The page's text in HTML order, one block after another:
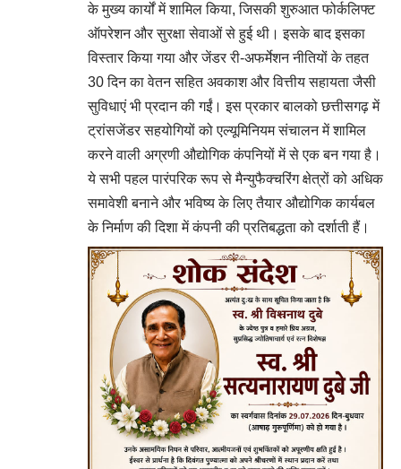
के मुख्य कार्यों में शामिल किया, जिसकी शुरुआत फोर्कलिफ्ट
ऑपरेशन और सुरक्षा सेवाओं से हुई थी। इसके बाद इसका
विस्तार किया गया और जेंडर री-अफर्मेशन नीतियों के तहत
30 दिन का वेतन सहित अवकाश और वित्तीय सहायता जैसी
सुविधाएं भी प्रदान की गईं। इस प्रकार बालको छत्तीसगढ़ में
ट्रांसजेंडर सहयोगियों को एल्यूमिनियम संचालन में शामिल
करने वाली अग्रणी औद्योगिक कंपनियों में से एक बन गया है।
ये सभी पहल पारंपरिक रूप से मैन्युफैक्चरिंग क्षेत्रों को अधिक
समावेशी बनाने और भविष्य के लिए तैयार औद्योगिक कार्यबल
के निर्माण की दिशा में कंपनी की प्रतिबद्धता को दर्शाती हैं।